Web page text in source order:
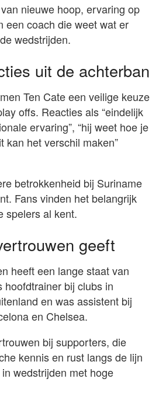
nieuwe hoop, ervaring op
een coach die weet wat er
wedstrijden.
uit de achterban
Ten Cate een veilige keuze
offs. Reacties als “eindelijk
ervaring”, “hij weet hoe je
kan het verschil maken”
betrokkenheid bij Suriname
Fans vinden het belangrijk
spelers al kent.
geeft
heeft een lange staat van
hoofdtrainer bij clubs in
en was assistent bij
en Chelsea.
bij supporters, die
kennis en rust langs de lijn
wedstrijden met hoge